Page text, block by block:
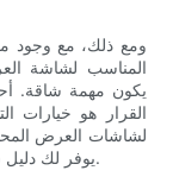
ومع ذلك، مع وجود
يكون مهمة شاقة.
القرار هو خيارات
يوفر لك دليل شامل للمشتري لمساعدتك في اتخاذ قرار مستنير.